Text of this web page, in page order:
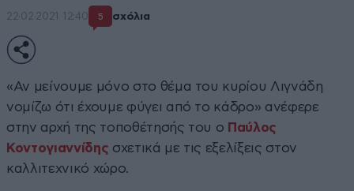
22·02·2021 12:40 5 σχόλια
«Αν μείνουμε μόνο στο θέμα του κυρίου Λιγνάδη
νομίζω ότι έχουμε φύγει από το κάδρο» ανέφερε
στην αρχή της τοποθέτησής του ο Παύλος
Κοντογιαννίδης σχετικά με τις εξελίξεις στον
καλλιτεχνικό χώρο.